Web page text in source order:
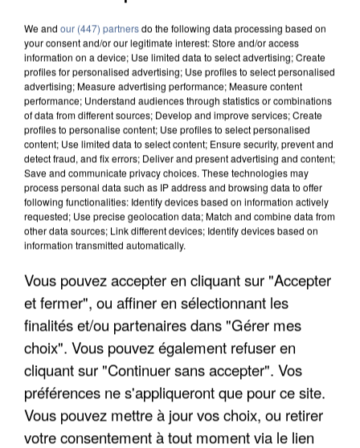
INTERPELLÉ EN ALGÉRIE
We and our (447) partnersdo the following data processing based on
your consent and/or our legitimate interest: Store and/or access
information on a device; Use limited data to select advertising; Create
profiles for personalised advertising; Use profiles to select personalised
advertising; Measure advertising performance; Measure content
performance; Understand audiences through statistics or combinations
of data from different sources; Develop and improve services; Create
profiles to personalise content; Use profiles to select personalised
content; Use limited data to select content; Ensure security, prevent and
detect fraud, and fix errors; Deliver and present advertising and content;
Save and communicate privacy choices. These technologies may
process personal data such as IP address and browsing data to offer
following functionalities: Identify devices based on information actively
requested; Use precise geolocation data; Match and combine data from
other data sources; Link different devices; Identify devices based on
information transmitted automatically.
Vous pouvez accepter en cliquant sur "Accepter
et fermer", ou affiner en sélectionnant les
finalités et/ou partenaires dans "Gérer mes
choix". Vous pouvez également refuser en
cliquant sur "Continuer sans accepter". Vos
préférences ne s'appliqueront que pour ce site.
Vous pouvez mettre à jour vos choix, ou retirer
votre consentement à tout moment via le lien